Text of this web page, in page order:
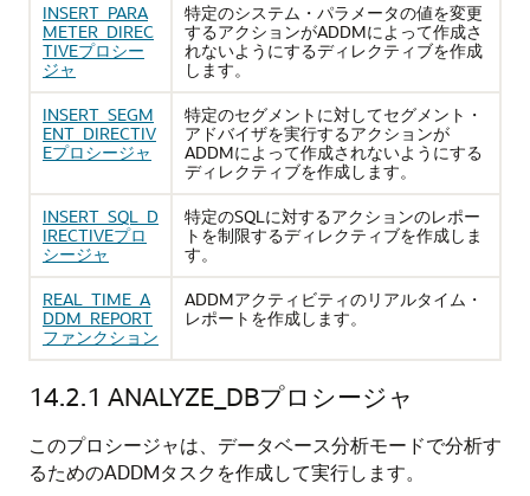
INSERT_PARA
METER_DIREC
TIVEプロシー
ジャ
特定のシステム・パラメータの値を変更
するアクションがADDMによって作成さ
れないようにするディレクティブを作成
します。
INSERT_SEGM
ENT_DIRECTIV
Eプロシージャ
特定のセグメントに対してセグメント・
アドバイザを実行するアクションが
ADDMによって作成されないようにする
ディレクティブを作成します。
INSERT_SQL_D
IRECTIVEプロ
シージャ
特定のSQLに対するアクションのレポー
トを制限するディレクティブを作成しま
す。
REAL_TIME_A
DDM_REPORT
ファンクション
ADDMアクティビティのリアルタイム・
レポートを作成します。
14.2.1 ANALYZE_DBプロシージャ
このプロシージャは、データベース分析モードで分析す
るためのADDMタスクを作成して実行します。